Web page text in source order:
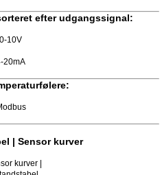
efter udgangssignal:
0-10V
20mA
| Sensor kurver